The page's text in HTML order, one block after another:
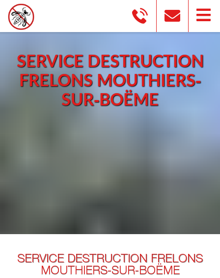
SERVICE DESTRUCTION
FRELONS MOUTHIERS-
SUR-BOËME
SERVICE DESTRUCTION FRELONS
MOUTHIERS-SUR-BOËME